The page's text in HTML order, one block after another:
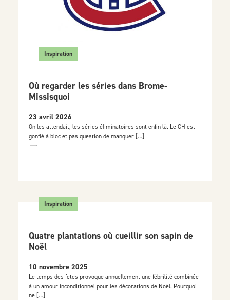
Inspiration
Où regarder les séries dans Brome-
Missisquoi
23 avril 2026
On les attendait, les séries éliminatoires sont enfin là. Le CH est
gonflé à bloc et pas question de manquer […]
Inspiration
Quatre plantations où cueillir son sapin de
Noël
10 novembre 2025
Le temps des fêtes provoque annuellement une fébrilité combinée
à un amour inconditionnel pour les décorations de Noël. Pourquoi
ne […]